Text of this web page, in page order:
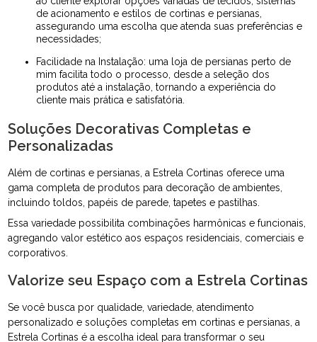
de acionamento e estilos de cortinas e persianas,
assegurando uma escolha que atenda suas preferências e
necessidades;
Facilidade na Instalação: uma loja de persianas perto de
mim facilita todo o processo, desde a seleção dos
produtos até a instalação, tornando a experiência do
cliente mais prática e satisfatória.
Soluções Decorativas Completas e
Personalizadas
Além de cortinas e persianas, a Estrela Cortinas oferece uma
gama completa de produtos para decoração de ambientes,
incluindo toldos, papéis de parede, tapetes e pastilhas.
Essa variedade possibilita combinações harmônicas e funcionais,
agregando valor estético aos espaços residenciais, comerciais e
corporativos.
Valorize seu Espaço com a Estrela Cortinas
Se você busca por qualidade, variedade, atendimento
personalizado e soluções completas em cortinas e persianas, a
Estrela Cortinas é a escolha ideal para transformar o seu